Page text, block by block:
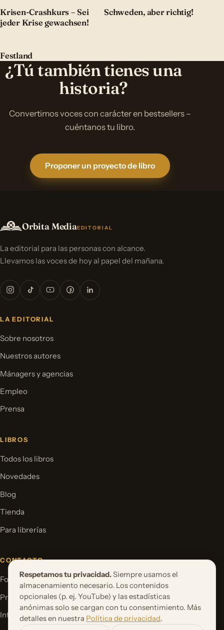
Krisen-Crashkurs – Sei
jeder Krise gewachsen!
Schweden, aber richtig!
Festland
¿Tú también tienes una
historia?
Convertimos voces con carácter en bestsellers –
cuéntanos tu libro.
Proponer un proyecto de libro
Orbita MediaEDITORIAL
La editorial para las personas con alcance.
Llevamos las voces de hoy al papel del mañana.
LA EDITORIAL
Sobre nosotros
Nuestros autores
Mánagers y agencias
Empleo
Prensa
LIBROS
Todos los libros
Novedades
Blog
Tienda
Para librerías
CONTACTO
Formulario de contacto
Proponer un proyecto de libro
International Rights
Respetamos tu privacidad. Siempre usamos el
almacenamiento necesario. Los contenidos
opcionales (p. ej. YouTube) y las estadísticas
anónimas solo se cargan con tu consentimiento. Más
detalles en nuestra Política de privacidad.